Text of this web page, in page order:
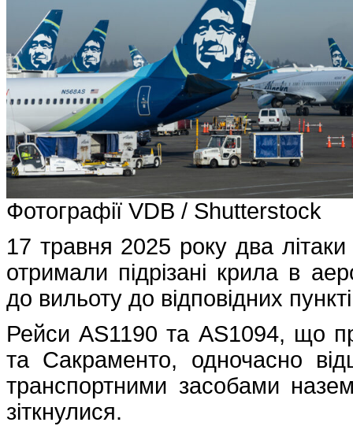
Фотографії VDB / Shutterstock
17 травня 2025 року два
отримали підрізані крила в
до вильоту до відповідних
Рейси AS1190 та AS1094, що
та Сакраменто, одночасно
транспортними засобами
зіткнулися.